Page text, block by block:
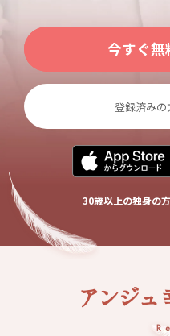
今すぐ無
登録済みの
30歳以上の独身の
アンジュ